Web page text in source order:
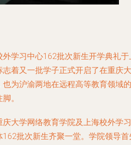
学习中心162批次新生开学典礼于
着又一批学子正式开启了在重庆大
为沪渝两地在远程高等教育领域的
。
大学网络教育学院及上海校外学习
批次新生齐聚一堂。学院领导首